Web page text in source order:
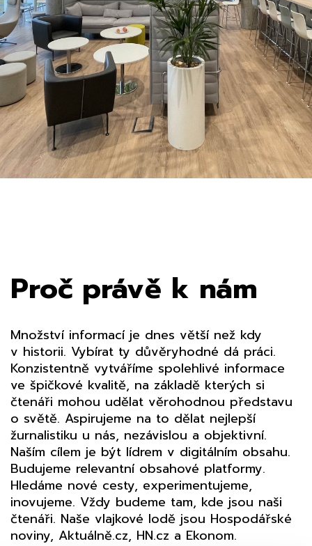
Proč právě k nám
Množství informací je dnes větší než kdy
v historii. Vybírat ty důvěryhodné dá práci.
Konzistentně vytváříme spolehlivé informace
ve špičkové kvalitě, na základě kterých si
čtenáři mohou udělat věrohodnou představu
o světě. Aspirujeme na to dělat nejlepší
žurnalistiku u nás, nezávislou a objektivní.
Naším cílem je být lídrem v digitálním obsahu.
Budujeme relevantní obsahové platformy.
Hledáme nové cesty, experimentujeme,
inovujeme. Vždy budeme tam, kde jsou naši
čtenáři. Naše vlajkové lodě jsou Hospodářské
noviny, Aktuálně.cz, HN.cz a Ekonom.